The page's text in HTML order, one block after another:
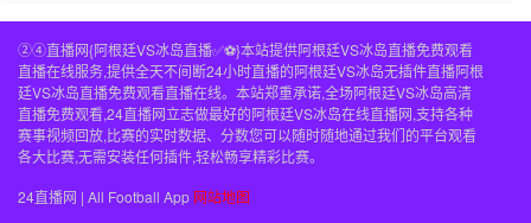
②④直播网{阿根廷VS冰岛直播✅⚽️}本站提供阿根廷VS冰岛直播免费观看
直播在线服务,提供全天不间断24小时直播的阿根廷VS冰岛无插件直播阿根
廷VS冰岛直播免费观看直播在线。本站郑重承诺,全场阿根廷VS冰岛高清
直播免费观看,24直播网立志做最好的阿根廷VS冰岛在线直播网,支持各种
赛事视频回放,比赛的实时数据、分数您可以随时随地通过我们的平台观看
各大比赛,无需安装任何插件,轻松畅享精彩比赛。
24直播网 | All Football App 网站地图